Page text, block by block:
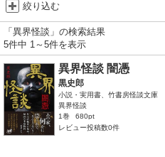
絞り込む
「異界怪談」の検索結果
5件中 1～5件を表示
異界怪談 闇憑
黒史郎
小説・実用書、竹書房怪談文庫
異界怪談
1巻
680pt
レビュー投稿数0件